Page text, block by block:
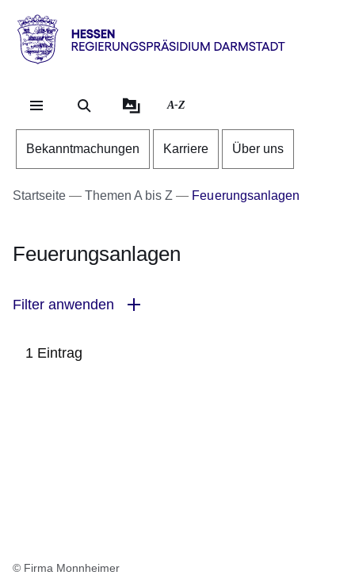
Direkt zum Kopf der
Direkt zum Inhalt
Direkt zum Fuß der
Hessen
RP
Darmstadt
A-Z
Bekanntmachungen Karriere Über uns
Startseite Themen A bis Z Feuerungsanlagen
Feuerungsanlagen
Filter anwenden
1 Eintrag
© Firma Monnheimer